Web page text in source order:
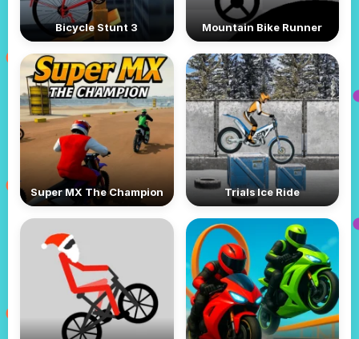
Bicycle Stunt 3 Mountain Bike Runner
Super MX The Champion Trials Ice Ride